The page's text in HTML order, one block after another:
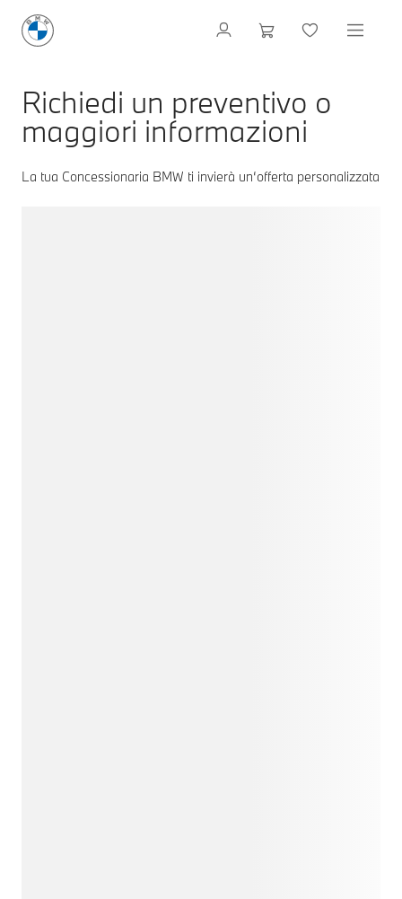
Richiedi un preventivo o
maggiori informazioni
La tua Concessionaria BMW ti invierà un‘offerta personalizzata